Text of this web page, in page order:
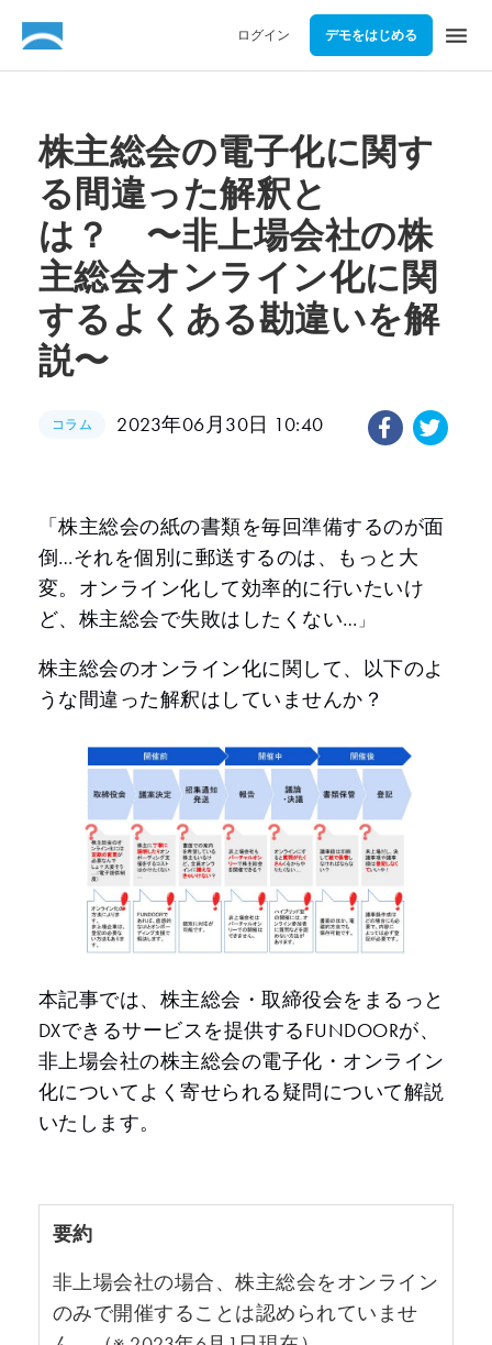
ログイン デモをはじめる menu
株主総会の電子化に関す
る間違った解釈と
は？ 〜非上場会社の株
主総会オンライン化に関
するよくある勘違いを解
説〜
コラム 2023年06月30日 10:40
「株主総会の紙の書類を毎回準備するのが面
倒…それを個別に郵送するのは、もっと大
変。オンライン化して効率的に行いたいけ
ど、株主総会で失敗はしたくない… 」
株主総会のオンライン化に関して、以下のよ
うな間違った解釈はしていませんか？
本記事では、株主総会・取締役会をまるっと
DXできるサービスを提供するFUNDOORが、
非上場会社の株主総会の電子化・オンライン
化についてよく寄せられる疑問について解説
いたします。
要約
非上場会社の場合、株主総会をオンライン
のみで開催することは認められていませ